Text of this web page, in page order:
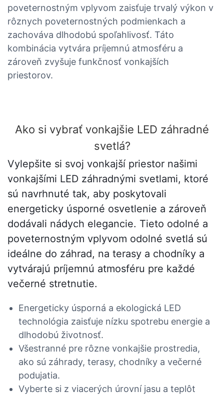
poveternostným vplyvom zaisťuje trvalý výkon v
rôznych poveternostných podmienkach a
zachováva dlhodobú spoľahlivosť. Táto
kombinácia vytvára príjemnú atmosféru a
zároveň zvyšuje funkčnosť vonkajších
priestorov.
Ako si vybrať vonkajšie LED záhradné
svetlá?
Vylepšite si svoj vonkajší priestor našimi
vonkajšími LED záhradnými svetlami, ktoré
sú navrhnuté tak, aby poskytovali
energeticky úsporné osvetlenie a zároveň
dodávali nádych elegancie. Tieto odolné a
poveternostným vplyvom odolné svetlá sú
ideálne do záhrad, na terasy a chodníky a
vytvárajú príjemnú atmosféru pre každé
večerné stretnutie.
Energeticky úsporná a ekologická LED
technológia zaisťuje nízku spotrebu energie a
dlhodobú životnosť.
Všestranné pre rôzne vonkajšie prostredia,
ako sú záhrady, terasy, chodníky a večerné
podujatia.
Vyberte si z viacerých úrovní jasu a teplôt